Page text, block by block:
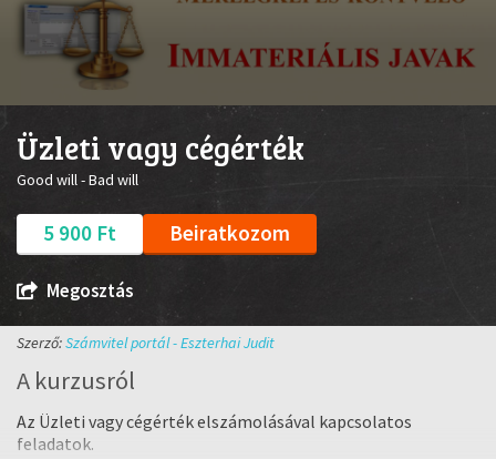
seconds
seconds
Üzleti vagy cégérték
Good will - Bad will
5 900 Ft Beiratkozom
Megosztás
Szerző:Számvitel portál - Eszterhai Judit
A kurzusról
Az Üzleti vagy cégérték elszámolásával kapcsolatos
feladatok.